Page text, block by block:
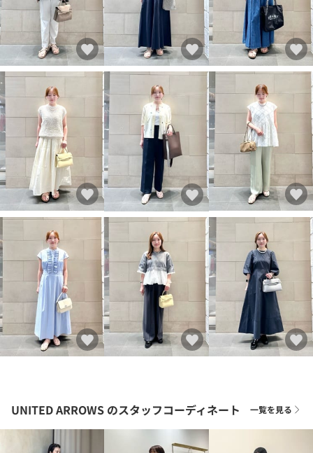
UNITED ARROWS のスタッフコーディネート 一覧を見る